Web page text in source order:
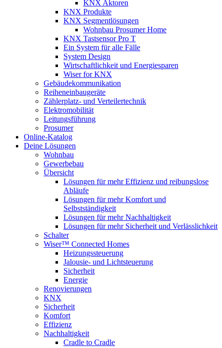
KNX Aktoren
KNX Produkte
KNX Segmentlösungen
Wohnbau Prosumer Home
KNX Tastsensor Pro T
Ein System für alle Fälle
System Design
Wirtschaftlichkeit und Energiesparen
Wiser for KNX
Gebäudekommunikation
Reiheneinbaugeräte
Zählerplatz- und Verteilertechnik
Elektromobilität
Leitungsführung
Prosumer
Online-Katalog
Deine Lösungen
Wohnbau
Gewerbebau
Übersicht
Lösungen für mehr Effizienz und reibungslose
Abläufe
Lösungen für mehr Komfort und
Selbstständigkeit
Lösungen für mehr Nachhaltigkeit
Lösungen für mehr Sicherheit und Verlässlichkeit
Schalter
Wiser™ Connected Homes
Heizungssteuerung
Jalousie- und Lichtsteuerung
Sicherheit
Energie
Renovierungen
KNX
Sicherheit
Komfort
Effizienz
Nachhaltigkeit
Cradle to Cradle